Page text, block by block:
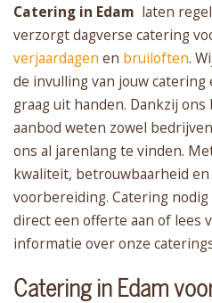
Catering in Edam laten
verzorgt dagverse catering
verjaardagen en bruiloften.
de invulling van jouw
graag uit handen. Dankzij
aanbod weten zowel
ons al jarenlang te vinden.
kwaliteit, betrouwbaarheid
voorbereiding. Catering nodig
direct een offerte aan of lees
informatie over onze
Catering in Edam